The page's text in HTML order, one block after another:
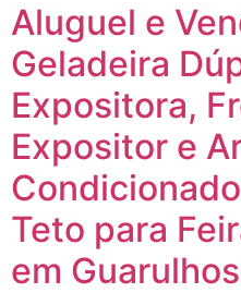
Aluguel e
Geladeira
Expositora,
Expositor e
Teto para
em